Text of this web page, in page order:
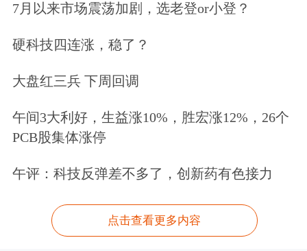
险基金等中长期资金进一步加大入市力
度。险资被摆在了首要位置。
在本次业绩发布会上，
理兼首席财务官（拟任）付欣谈及长期
资金入市时表态，会积极响应国家政
策，前一段时间申请并获批开展长期股
票投资试点，公司正在积极推动和落
地。她称，作为保险资金，坚持价值投
7月以来市场震荡加剧，选老登or小登？
硬科技四连涨，稳了？
大盘红三兵 下周回调
午间3大利好，生益涨10%，胜宏涨12%，26个
PCB股集体涨停
午评：科技反弹差不多了，创新药有色接力
点击查看更多内容